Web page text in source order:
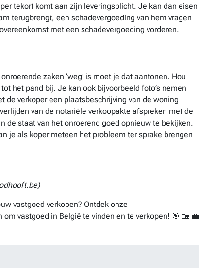
tekort komt aan zijn leveringsplicht. Je kan dan eisen
terugbrengt, een schadevergoeding van hem vragen
met een schadevergoeding vorderen.
zaken ‘weg’ is moet je dat aantonen. Hou
het pand bij. Je kan ook bijvoorbeeld foto’s nemen
de verkoper een plaatsbeschrijving van de woning
van de notariële verkoopakte afspreken met de
de staat van het onroerend goed opnieuw te bekijken.
je als koper meteen het probleem ter sprake brengen
vastgoed verkopen? Ontdek onze
om vastgoed in België te vinden en te verkopen! 🎯 🏡 💼